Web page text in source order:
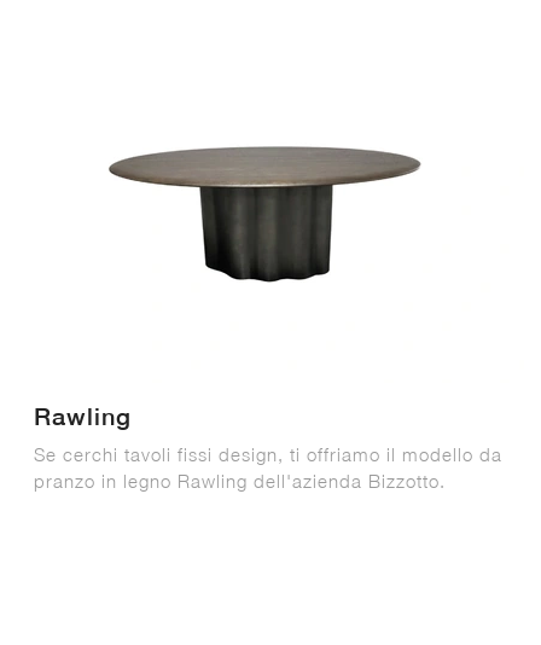
Rawling
Se cerchi tavoli fissi design, ti offriamo il modello da
pranzo in legno Rawling dell'azienda Bizzotto.